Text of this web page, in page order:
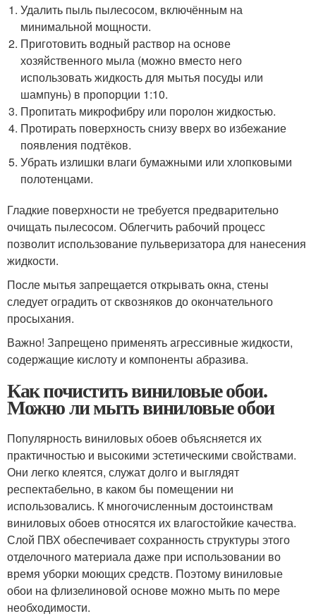
Удалить пыль пылесосом, включённым на
минимальной мощности.
Приготовить водный раствор на основе
хозяйственного мыла (можно вместо него
использовать жидкость для мытья посуды или
шампунь) в пропорции 1:10.
Пропитать микрофибру или поролон жидкостью.
Протирать поверхность снизу вверх во избежание
появления подтёков.
Убрать излишки влаги бумажными или хлопковыми
полотенцами.
Гладкие поверхности не требуется предварительно
очищать пылесосом. Облегчить рабочий процесс
позволит использование пульверизатора для нанесения
жидкости.
После мытья запрещается открывать окна, стены
следует оградить от сквозняков до окончательного
просыхания.
Важно! Запрещено применять агрессивные жидкости,
содержащие кислоту и компоненты абразива.
Как почистить виниловые обои.
Можно ли мыть виниловые обои
Популярность виниловых обоев объясняется их
практичностью и высокими эстетическими свойствами.
Они легко клеятся, служат долго и выглядят
респектабельно, в каком бы помещении ни
использовались. К многочисленным достоинствам
виниловых обоев относятся их влагостойкие качества.
Слой ПВХ обеспечивает сохранность структуры этого
отделочного материала даже при использовании во
время уборки моющих средств. Поэтому виниловые
обои на флизелиновой основе можно мыть по мере
необходимости.